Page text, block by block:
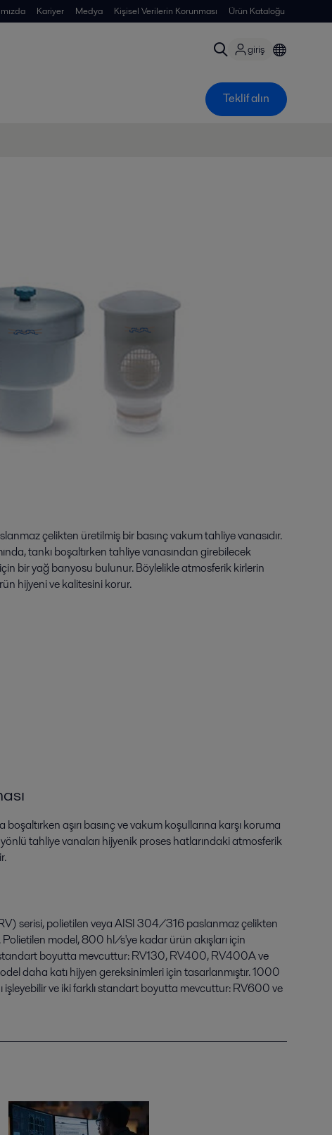
Kariyer Medya Kişisel Verilerin Korunması Ürün Kataloğu
giriş
Teklif alın
çelikten üretilmiş bir basınç vakum tahliye vanasıdır.
tankı boşaltırken tahliye vanasından girebilecek
bir yağ banyosu bulunur. Böylelikle atmosferik kirlerin
hijyeni ve kalitesini korur.
boşaltırken aşırı basınç ve vakum koşullarına karşı koruma
tahliye vanaları hijyenik proses hatlarındaki atmosferik
serisi, polietilen veya AISI 304/316 paslanmaz çelikten
model, 800 hl/s'ye kadar ürün akışları için
standart boyutta mevcuttur: RV130, RV400, RV400A ve
daha katı hijyen gereksinimleri için tasarlanmıştır. 1000
işleyebilir ve iki farklı standart boyutta mevcuttur: RV600 ve